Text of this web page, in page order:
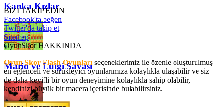
Kanka Kızlar
Mario ve Luigi Savaşı
BİZİ TAKİP EDİN
Facebook'ta beğen
Twitter'da takip et
Sitemap
OyunSkor HAKKINDA
Oyun Skor Flash Oyunları seçeneklerimiz ile özenle oluşturulmuş
en eğlenceli ve sürükleyici oyunlarımıza kolaylıkla ulaşabilir ve siz
de daha keyifli bir oyun deneyimine kolaylıkla sahip olabilir,
kendinizi büyük bir macera içerisinde bulabilirsiniz.